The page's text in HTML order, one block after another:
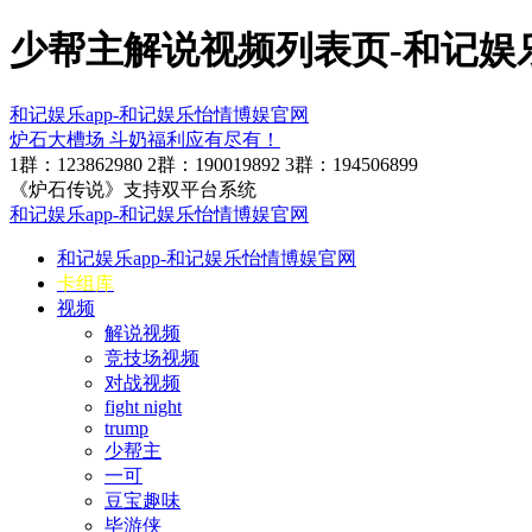
少帮主解说视频列表页-和记娱
和记娱乐app-和记娱乐怡情博娱官网
炉石大槽场 斗奶福利应有尽有！
1群：123862980 2群：190019892 3群：194506899
《炉石传说》支持双平台系统
和记娱乐app-和记娱乐怡情博娱官网
和记娱乐app-和记娱乐怡情博娱官网
卡组库
视频
解说视频
竞技场视频
对战视频
fight night
trump
少帮主
一可
豆宝趣味
毕游侠